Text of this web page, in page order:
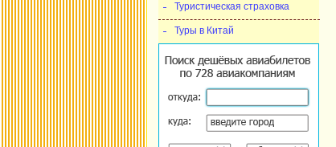
Туристическая страховка
Туры в Китай